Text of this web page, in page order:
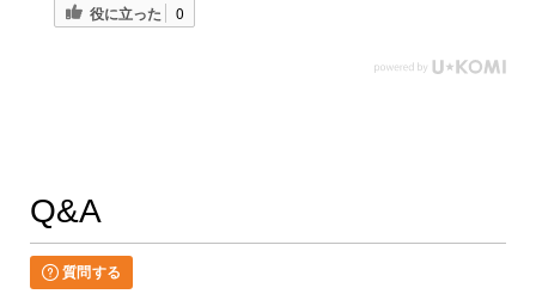
役に立った 0
Q&A
質問する